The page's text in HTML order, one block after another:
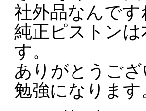
社外品なんです
純正ピストン
す。
ありがとうご
勉強になります